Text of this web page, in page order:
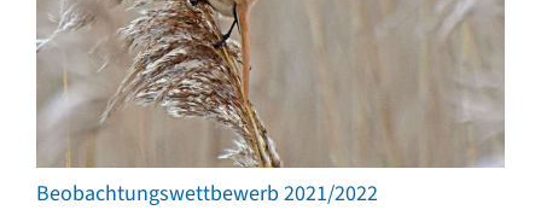
Beobachtungswettbewerb 2021/2022